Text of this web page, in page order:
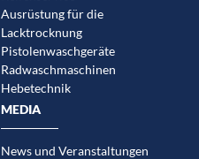
Ausrüstung für die
Lacktrocknung
Pistolenwaschgeräte
Radwaschmaschinen
Hebetechnik
MEDIA
News und Veranstaltungen